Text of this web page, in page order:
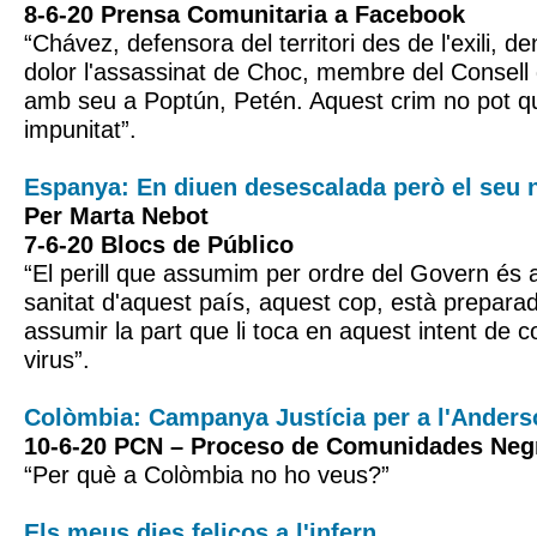
8-6-20 Prensa Comunitaria a Facebook
“Chávez, defensora del territori des de l'exili,
dolor l'assassinat de Choc, membre del
amb seu a Poptún, Petén. Aquest crim no pot
impunitat”.
Espanya: En diuen desescalada però el seu
Per Marta Nebot
7-6-20 Blocs de Público
“El perill que assumim per ordre del Govern és
sanitat d'aquest país, aquest cop, està
assumir la part que li toca en aquest intent de
virus”.
Colòmbia: Campanya Justícia per a
10-6-20 PCN – Proceso de Comunidades
“Per què a Colòmbia no ho veus?”